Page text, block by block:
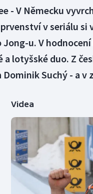
- V Německu
v seriálu
Jong-u. V
a lotyšské duo. Z
Dominik Suchý - a v
Videa